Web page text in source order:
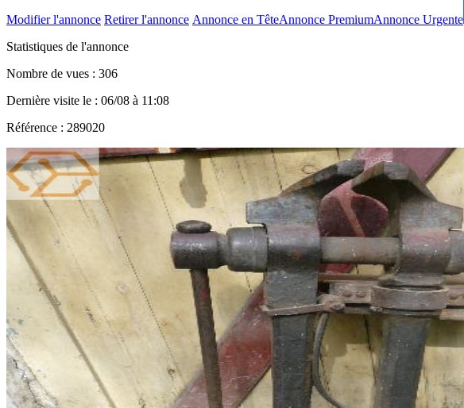
Modifier l'annonce Retirer l'annonce Annonce en TêteAnnonce PremiumAnnonce Urgente
Statistiques de l'annonce
Nombre de vues : 306
Dernière visite le : 06/08 à 11:08
Référence : 289020